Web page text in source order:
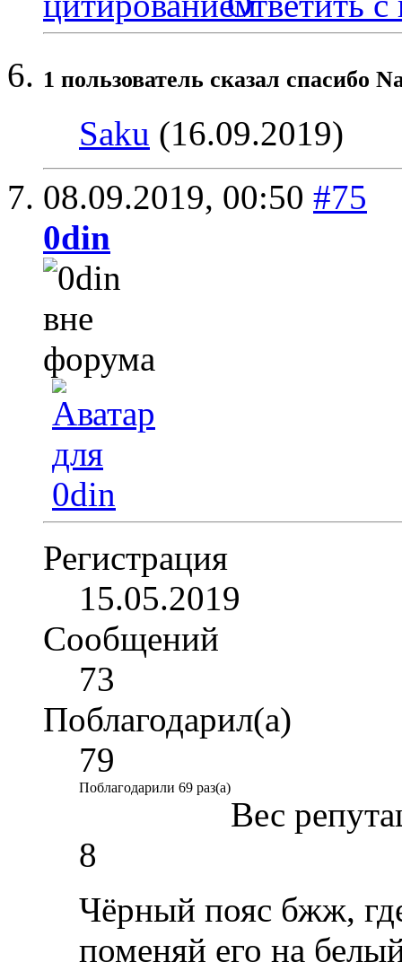
1 пользователь сказал cпасибо
Saku (16.09.2019)
08.09.2019, 00:50 #75
0din
Регистрация
15.05.2019
Сообщений
73
Поблагодарил(а)
79
Поблагодарили 69 раз(а)
Вес
8
Чёрный пояс бжж,
поменяй его на